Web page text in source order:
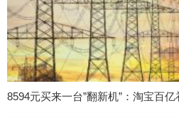
8594元买来一台”翻新机”：淘宝百